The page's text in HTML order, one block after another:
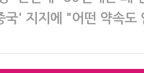
국' 지지에 "어떤 약속도